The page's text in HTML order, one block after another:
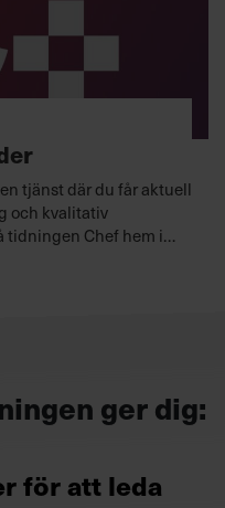
tjänst där du får aktuell
och kvalitativ
tidningen Chef hem i
ger dig:
för att leda